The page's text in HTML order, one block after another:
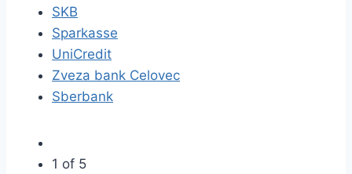
SKB
Sparkasse
UniCredit
Zveza bank Celovec
Sberbank
1 of 5